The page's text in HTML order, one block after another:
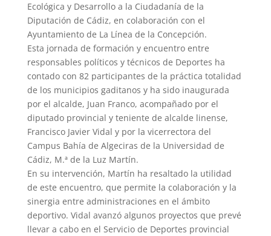
Ecológica y Desarrollo a la Ciudadanía de la
Diputación de Cádiz, en colaboración con el
Ayuntamiento de La Línea de la Concepción.
Esta jornada de formación y encuentro entre
responsables políticos y técnicos de Deportes ha
contado con 82 participantes de la práctica totalidad
de los municipios gaditanos y ha sido inaugurada
por el alcalde, Juan Franco, acompañado por el
diputado provincial y teniente de alcalde linense,
Francisco Javier Vidal y por la vicerrectora del
Campus Bahía de Algeciras de la Universidad de
Cádiz, M.ª de la Luz Martín.
En su intervención, Martín ha resaltado la utilidad
de este encuentro, que permite la colaboración y la
sinergia entre administraciones en el ámbito
deportivo. Vidal avanzó algunos proyectos que prevé
llevar a cabo en el Servicio de Deportes provincial